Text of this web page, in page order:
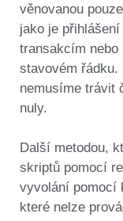
věnovanou
jako je
transakcím
stavovém
nemusíme trávit
nuly.
Další metodou,
skriptů pomocí
vyvolání pomocí
které nelze